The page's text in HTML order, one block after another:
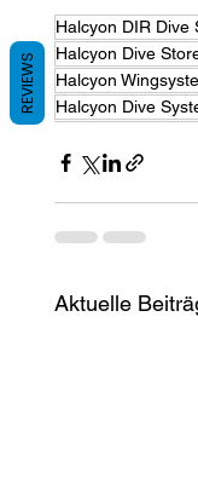
Halcyon DIR Dive
Halcyon Dive
Halcyon
Halcyon Dive
Aktuelle
REVIEWS